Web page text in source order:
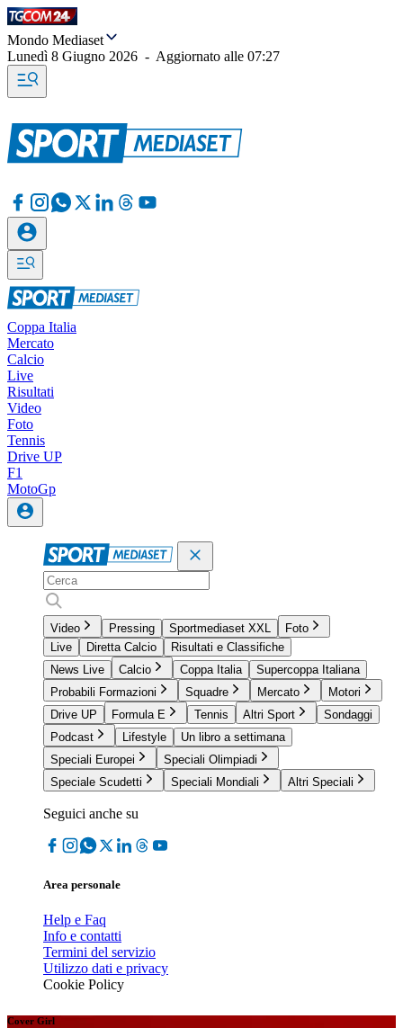
Mondo Mediaset
Lunedì 8 Giugno 2026 - Aggiornato alle 07:27
Coppa Italia
Mercato
Calcio
Live
Risultati
Video
Foto
Tennis
Drive UP
F1
MotoGp
Video Pressing Sportmediaset XXL
Foto
Live
Diretta Calcio
Risultati e Classifiche
News Live
Calcio Coppa Italia
Supercoppa Italiana
Probabili Formazioni
Squadre Mercato
Motori
Drive UP
Formula E Tennis Altri Sport
Sondaggi
Podcast
Lifestyle
Un libro a settimana
Speciali Europei
Speciali Olimpiadi
Speciale Scudetti
Speciali Mondiali Altri Speciali
Seguici anche su
Area personale
Help e Faq
Info e contatti
Termini del servizio
Utilizzo dati e privacy
Cookie Policy
Cover Girl